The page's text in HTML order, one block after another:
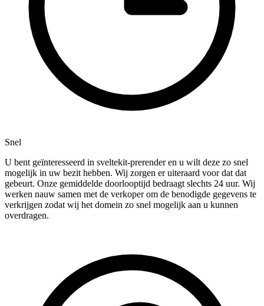
Snel
U bent geïnteresseerd in sveltekit-prerender en u wilt deze zo snel
mogelijk in uw bezit hebben. Wij zorgen er uiteraard voor dat dat
gebeurt. Onze gemiddelde doorlooptijd bedraagt slechts 24 uur. Wij
werken nauw samen met de verkoper om de benodigde gegevens te
verkrijgen zodat wij het domein zo snel mogelijk aan u kunnen
overdragen.